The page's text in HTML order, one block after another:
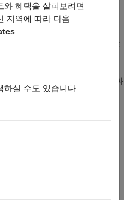
터 뱅크
신호에 에일리어싱 또는
신호의 샘플 레이트를 변경하는
샘플 레이트를 감소시키는
는 보간기, 둘 모두를
니다. 이러한 레이트 변환 연산과
치는 영향에 대한 자세한
간기, 레이트 변환기를
와 Simulink
급 필터 기술은 이러한 필터를
이트 필터는 단일 단계가
와 혜택을 살펴보려면
지역에 따라 다음
하실 수도 있습니다.